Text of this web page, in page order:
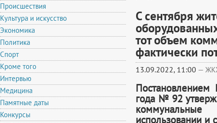
Происшествия
Культура и искусство
Экономика
Политика
Спорт
Кроме того
Интервью
Медицина
Памятные даты
Конкурсы
С сентября
тот объем
фактически
13.09.2022, 11:00 —
Постановлением
года № 92
использовании